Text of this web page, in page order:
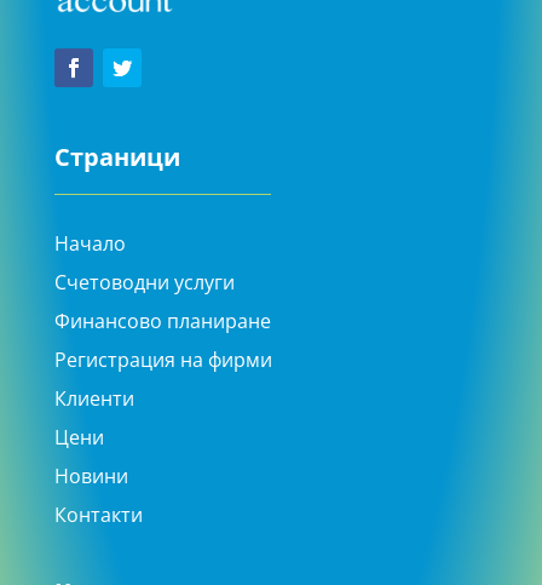
Страници
Начало
Счетоводни услуги
Финансово планиране
Регистрация на фирми
Клиенти
Цени
Новини
Контакти